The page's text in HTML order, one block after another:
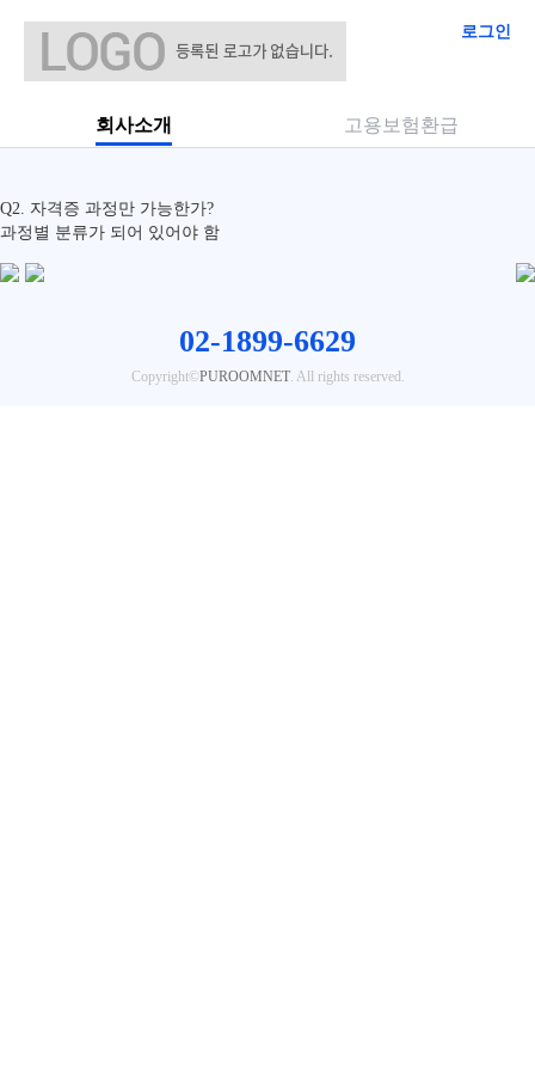
로그인
회사소개 고용보험환급
학습자료 등록 예(수정 및 보완되어야 할 사항)
관리자| 2019.10.24 17:16
Q1. 첨부파일은 사진만 업로드할 수 있는가?
pdf, ppt 등 다른 형식의 파일도 업로드할 수 있도록 보완되어야 함
Q2. 자격증 과정만 가능한가?
과정별 분류가 되어 있어야 함
02-1899-6629
Copyright©PUROOMNET. All rights reserved.